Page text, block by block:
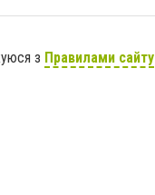
з Правилами сайту